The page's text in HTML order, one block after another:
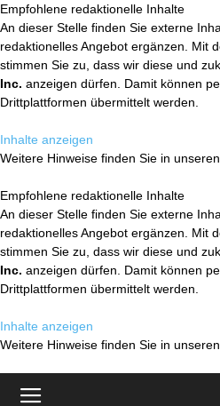
Empfohlene redaktionelle Inhalte
An dieser Stelle finden Sie externe
redaktionelles Angebot ergänzen. Mit
stimmen Sie zu, dass wir diese und
Inc. anzeigen dürfen. Damit können
Drittplattformen übermittelt werden.
Inhalte anzeigen
Weitere Hinweise finden Sie in unseren
Empfohlene redaktionelle Inhalte
An dieser Stelle finden Sie externe
redaktionelles Angebot ergänzen. Mit
stimmen Sie zu, dass wir diese und
Inc. anzeigen dürfen. Damit können
Drittplattformen übermittelt werden.
Inhalte anzeigen
Weitere Hinweise finden Sie in unseren